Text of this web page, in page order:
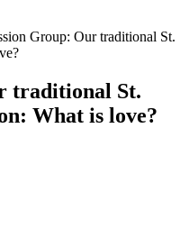
Group: Our traditional St.
traditional St.
What is love?